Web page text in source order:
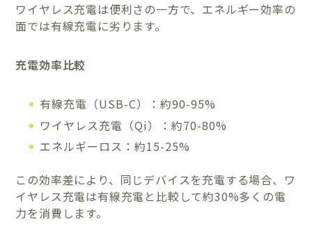
ワイヤレス充電は便利さの一方で、エネルギー効率の
面では有線充電に劣ります。
充電効率比較
有線充電（USB-C）：約90-95%
ワイヤレス充電（Qi）：約70-80%
エネルギーロス：約15-25%
この効率差により、同じデバイスを充電する場合、ワ
イヤレス充電は有線充電と比較して約30%多くの電
力を消費します。